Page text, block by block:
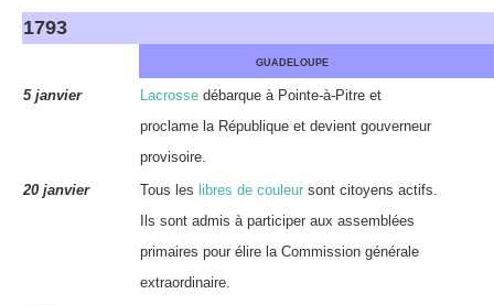
1793
GUADELOUPE
5 janvier Lacrosse débarque à Pointe-à-Pitre et
proclame la République et devient gouverneur
provisoire.
20 janvier
Tous les libres de couleur sont citoyens actifs.
Ils sont admis à participer aux assemblées
primaires pour élire la Commission générale
extraordinaire.